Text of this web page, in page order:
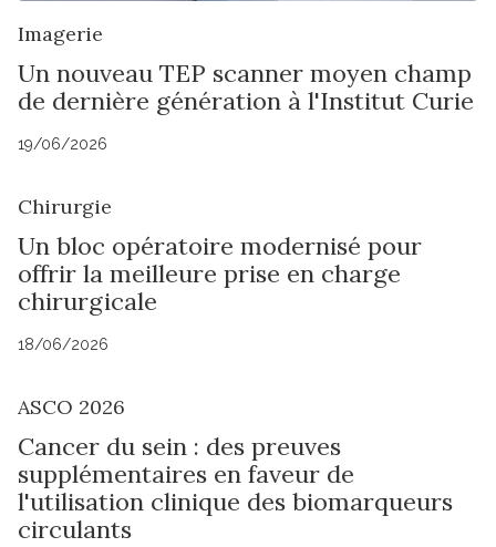
Imagerie
Un nouveau TEP scanner moyen champ
de dernière génération à l'Institut Curie
19/06/2026
Chirurgie
Un bloc opératoire modernisé pour
offrir la meilleure prise en charge
chirurgicale
18/06/2026
ASCO 2026
Cancer du sein : des preuves
supplémentaires en faveur de
l'utilisation clinique des biomarqueurs
circulants